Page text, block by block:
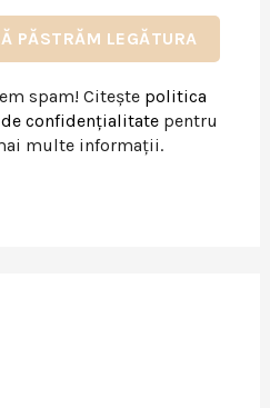
spam! Citește politica
confidențialitatepentru
multe informații.